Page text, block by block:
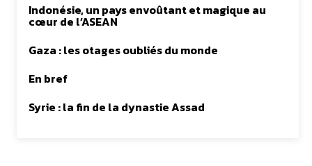
Indonésie, un pays envoûtant et magique au
cœur de l’ASEAN
Gaza : les otages oubliés du monde
En bref
Syrie : la fin de la dynastie Assad